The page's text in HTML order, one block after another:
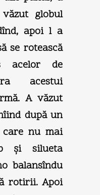
globul
apoi l a
se rotească
acelor de
acestui
A văzut
după un
nu mai
şi silueta
balansîndu
rotirii. Apoi